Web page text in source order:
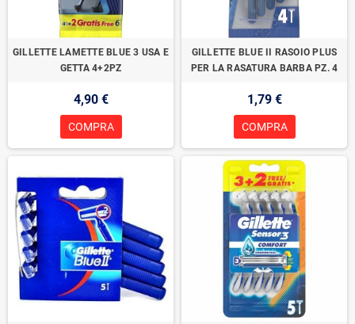
GILLETTE LAMETTE BLUE 3 USA E
GETTA 4+2PZ
4,90 €
COMPRA
GILLETTE BLUE II RASOIO PLUS
PER LA RASATURA BARBA PZ. 4
1,79 €
COMPRA